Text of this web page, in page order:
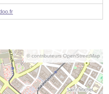
© contributeurs OpenStreetMap